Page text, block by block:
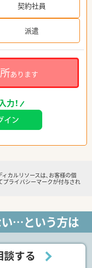
契約社員
派遣
あります
力！
ィカルリソースは、お客様の個
プライバシーマークが付与され
…という方は
する